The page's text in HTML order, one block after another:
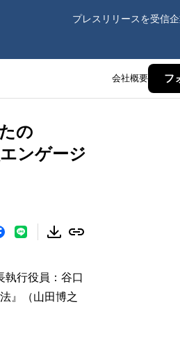
プレスリリースを受信
会社概要 フ
の
ンゲージ
執行役員：谷口
』（山田博之